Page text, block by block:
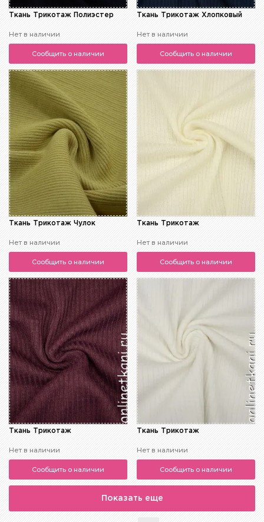
Ткань Трикотаж Полиэстер
Нет в наличии
Сообщить о наличии
Ткань Трикотаж Хлопковый
Нет в наличии
Сообщить о наличии
Ткань Трикотаж Чулок
Нет в наличии
Сообщить о наличии
Ткань Трикотаж
Нет в наличии
Сообщить о наличии
Ткань Трикотаж
Нет в наличии
Сообщить о наличии
Ткань Трикотаж
Нет в наличии
Сообщить о наличии
Показать еще